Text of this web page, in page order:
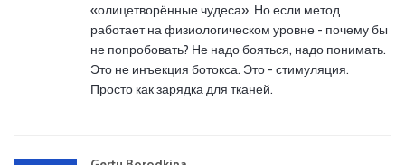
«олицетворённые чудеса». Но если метод
работает на физиологическом уровне - почему бы
не попробовать? Не надо бояться, надо понимать.
Это не инъекция ботокса. Это - стимуляция.
Просто как зарядка для тканей.